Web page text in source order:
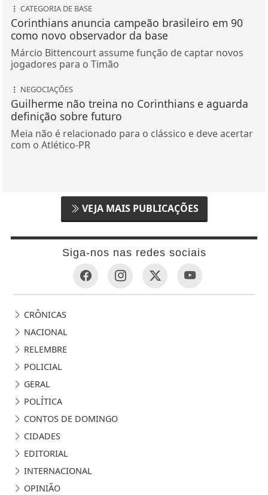
CATEGORIA DE BASE
Corinthians anuncia campeão brasileiro em 90
como novo observador da base
Márcio Bittencourt assume função de captar novos
jogadores para o Timão
NEGOCIAÇÕES
Guilherme não treina no Corinthians e aguarda
definição sobre futuro
Meia não é relacionado para o clássico e deve acertar
com o Atlético-PR
VEJA MAIS PUBLICAÇÕES
Siga-nos nas redes sociais
CRÔNICAS
NACIONAL
RELEMBRE
POLICIAL
GERAL
POLÍTICA
CONTOS DE DOMINGO
CIDADES
EDITORIAL
INTERNACIONAL
OPINIÃO